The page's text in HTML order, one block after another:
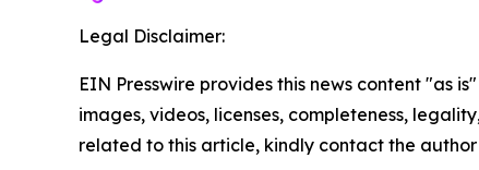
Legal Disclaimer:
EIN Presswire provides this news content "as
images, videos, licenses, completeness,
related to this article, kindly contact the